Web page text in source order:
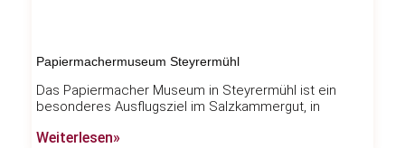
Papiermachermuseum Steyrermühl
Das Papiermacher Museum in Steyrermühl ist ein
besonderes Ausflugsziel im Salzkammergut, in
Weiterlesen»